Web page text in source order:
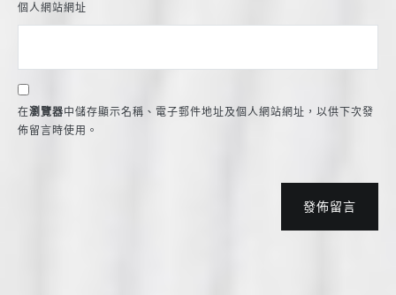
個人網站網址
在瀏覽器中儲存顯示名稱、電子郵件地址及個人網站網址，以供下次發
佈留言時使用。
發佈留言